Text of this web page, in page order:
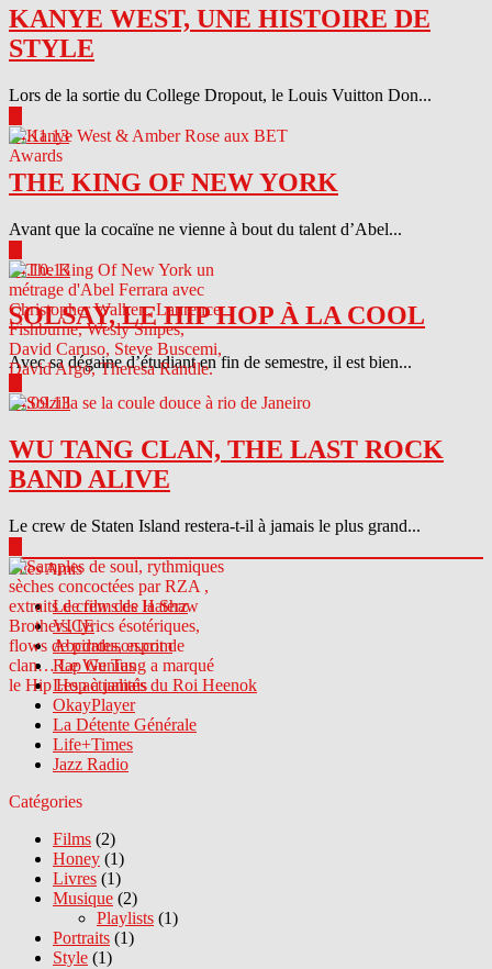
KANYE WEST, UNE HISTOIRE DE
STYLE
Lors de la sortie du College Dropout, le Louis Vuitton Don...
04.11.13
THE KING OF NEW YORK
Avant que la cocaïne ne vienne à bout du talent d’Abel...
04.10.13
SOLSAY, LE HIP HOP À LA COOL
Avec sa dégaine d’étudiant en fin de semestre, il est bien...
04.09.13
WU TANG CLAN, THE LAST ROCK
BAND ALIVE
Le crew de Staten Island restera-t-il à jamais le plus grand...
Sites Amis
Le crew des Haterz
VICE
Abcdrduson.com
Rap Genius
Les actualités du Roi Heenok
OkayPlayer
La Détente Générale
Life+Times
Jazz Radio
Catégories
Films (2)
Honey (1)
Livres (1)
Musique (2)
Playlists (1)
Portraits (1)
Style (1)